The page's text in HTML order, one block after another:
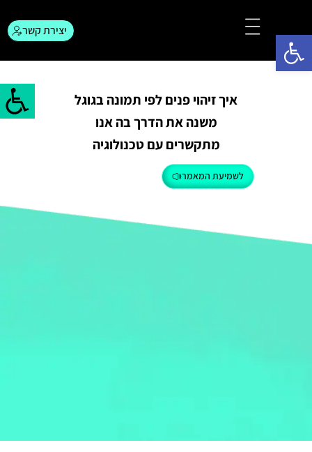
יצירת קשר
איך זיהוי פנים לפי תמונה בגוגל
משנה את הדרך בה אנו
מתקשרים עם טכנולוגיה
לשמיעת המאמר
פתח סרגל נגישות